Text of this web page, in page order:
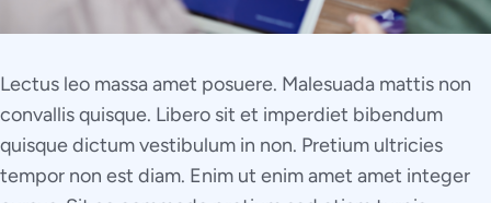
Lectus leo massa amet posuere. Malesuada mattis non
convallis quisque. Libero sit et imperdiet bibendum
quisque dictum vestibulum in non. Pretium ultricies
tempor non est diam. Enim ut enim amet amet integer